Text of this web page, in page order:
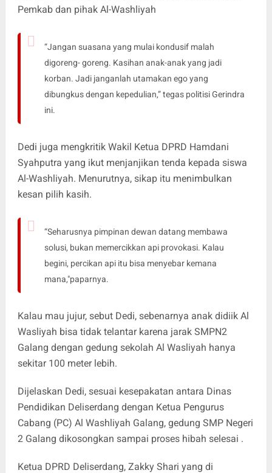
Pemkab dan pihak Al-Washliyah
“Jangan suasana yang mulai kondusif malah
digoreng- goreng. Kasihan anak-anak yang jadi
korban. Jadi janganlah utamakan ego yang
dibungkus dengan kepedulian,” tegas politisi Gerindra
ini.
Dedi juga mengkritik Wakil Ketua DPRD Hamdani
Syahputra yang ikut menjanjikan tenda kepada siswa
Al-Washliyah. Menurutnya, sikap itu menimbulkan
kesan pilih kasih.
“Seharusnya pimpinan dewan datang membawa
solusi, bukan memercikkan api provokasi. Kalau
begini, percikan api itu bisa menyebar kemana
mana,"paparnya.
Kalau mau jujur, sebut Dedi, sebenarnya anak didiik Al
Wasliyah bisa tidak telantar karena jarak SMPN2
Galang dengan gedung sekolah Al Wasliyah hanya
sekitar 100 meter lebih.
Dijelaskan Dedi, sesuai kesepakatan antara Dinas
Pendidikan Deliserdang dengan Ketua Pengurus
Cabang (PC) Al Washliyah Galang, gedung SMP Negeri
2 Galang dikosongkan sampai proses hibah selesai .
Ketua DPRD Deliserdang, Zakky Shari yang di